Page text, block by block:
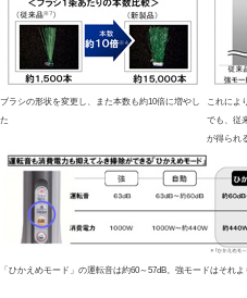
ブラシの形状を変更し、また本数も約10倍に増やし
た
これによ
でも、従
が得られ
「ひかえめモード」の運転音は約60～57dB。強モードはそれよ